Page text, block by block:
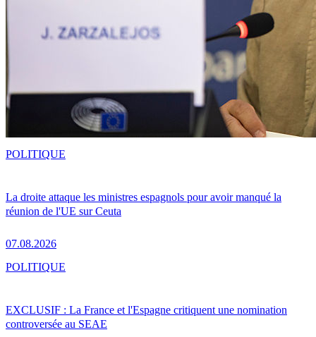
La droite attaque les ministres espagnols pour avoir manqué la
réunion de l'UE sur Ceuta
07.08.2026
POLITIQUE
EXCLUSIF : La France et l'Espagne critiquent une nomination
controversée au SEAE
POLITIQUE